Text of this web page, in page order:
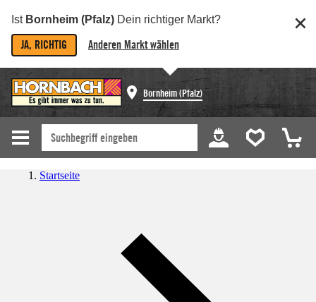
Ist Bornheim (Pfalz) Dein richtiger Markt?
JA, RICHTIG Anderen Markt wählen
Bornheim (Pfalz)
Startseite